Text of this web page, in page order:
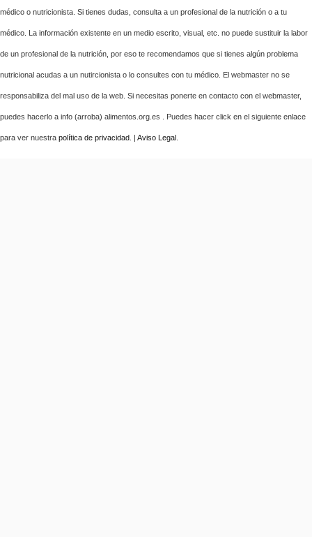
médico o nutricionista. Si tienes dudas, consulta a un profesional de la nutrición o a tu
médico. La información existente en un medio escrito, visual, etc. no puede sustituir la labor
de un profesional de la nutrición, por eso te recomendamos que si tienes algún problema
nutricional acudas a un nutircionista o lo consultes con tu médico. El webmaster no se
responsabiliza del mal uso de la web. Si necesitas ponerte en contacto con el webmaster,
puedes hacerlo a info (arroba) alimentos.org.es . Puedes hacer click en el siguiente enlace
para ver nuestra política de privacidad . | Aviso Legal